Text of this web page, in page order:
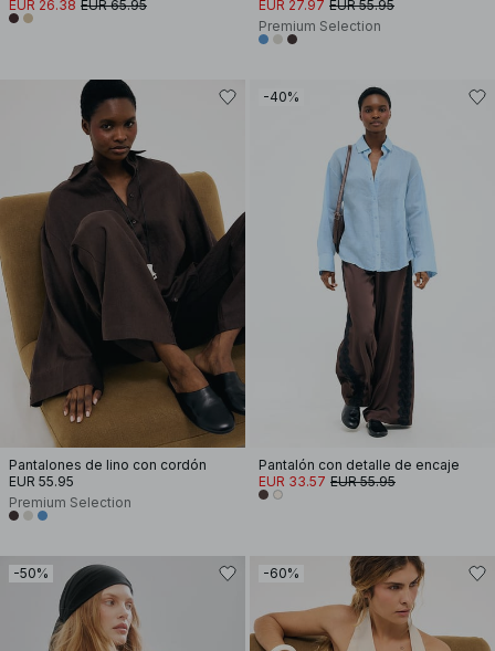
EUR 26.38 EUR 65.95 EUR 27.97 EUR 55.95
Premium Selection
Pantalones de lino con cordón
EUR 55.95
Premium Selection
-40%
Pantalón con detalle de encaje
EUR 33.57 EUR 55.95
-50% -60%